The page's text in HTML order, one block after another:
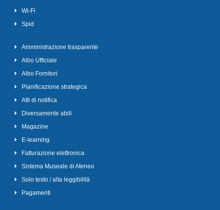
Wi-Fi
Spid
Amministrazione trasparente
Albo Ufficiale
Albo Fornitori
Pianificazione strategica
Atti di notifica
Diversamente abili
Magazine
E-learning
Fatturazione elettronica
Sistema Museale di Ateneo
Solo testo / alta leggibilità
Pagamenti